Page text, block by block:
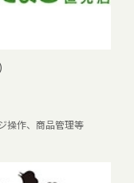
操作、商品管理等